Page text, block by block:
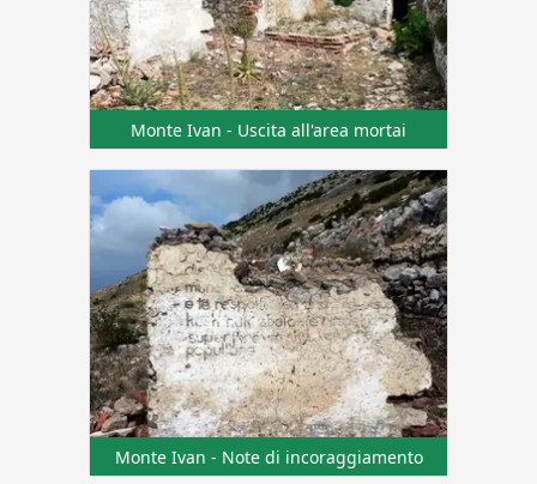
Monte Ivan - Uscita all'area mortai
Monte Ivan - Note di incoraggiamento